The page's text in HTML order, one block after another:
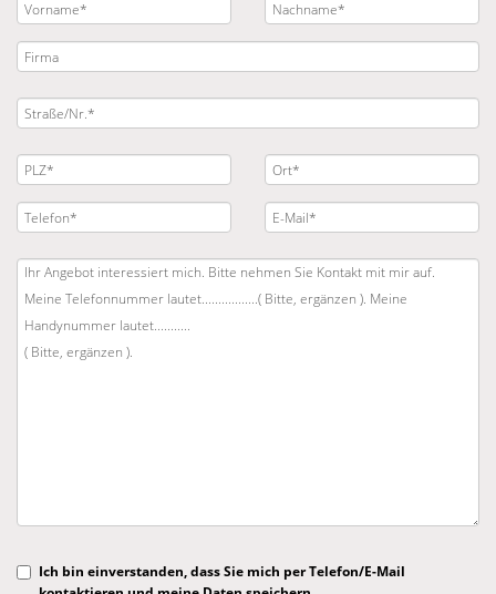
Ich bin einverstanden, dass Sie mich per Telefon/E-Mail